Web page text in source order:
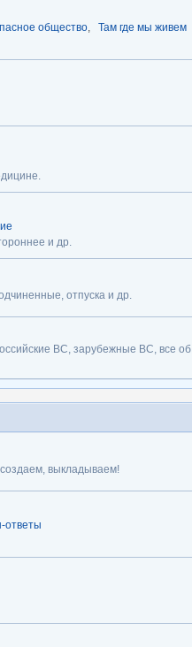
общество,
Там где мы живем
и др.
отпуска и др.
ВС, зарубежные ВС, все об
выкладываем!
ответы